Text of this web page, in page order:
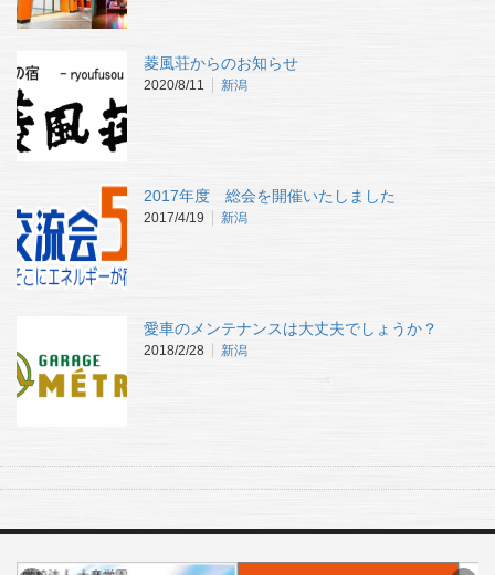
菱風荘からのお知らせ
2020/8/11 新潟
2017年度 総会を開催いたしました
2017/4/19 新潟
愛車のメンテナンスは大丈夫でしょうか？
2018/2/28 新潟